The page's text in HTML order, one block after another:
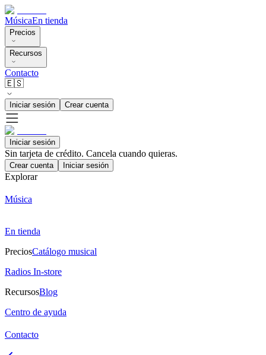
MúsicaEn tienda
Precios
Recursos
Contacto
🇪🇸
Iniciar sesión Crear cuenta
Iniciar sesión
Sin tarjeta de crédito. Cancela cuando quieras.
Crear cuenta Iniciar sesión
Explorar
Música
En tienda
PreciosCatálogo musical
Radios In-store
RecursosBlog
Centro de ayuda
Contacto